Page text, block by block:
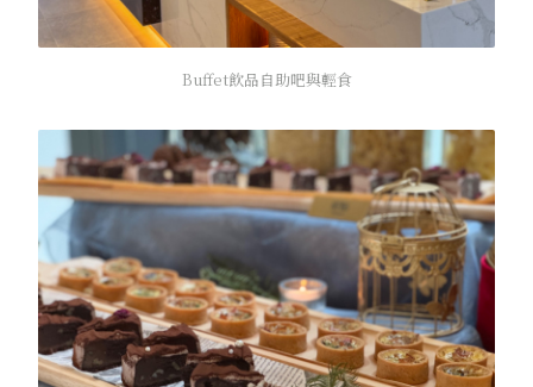
Buffet飲品自助吧與輕食